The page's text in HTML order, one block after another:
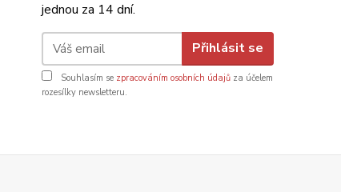
jednou za 14 dní.
Přihlásit se
Souhlasím se zpracováním osobních údajů za účelem
rozesílky newsletteru.